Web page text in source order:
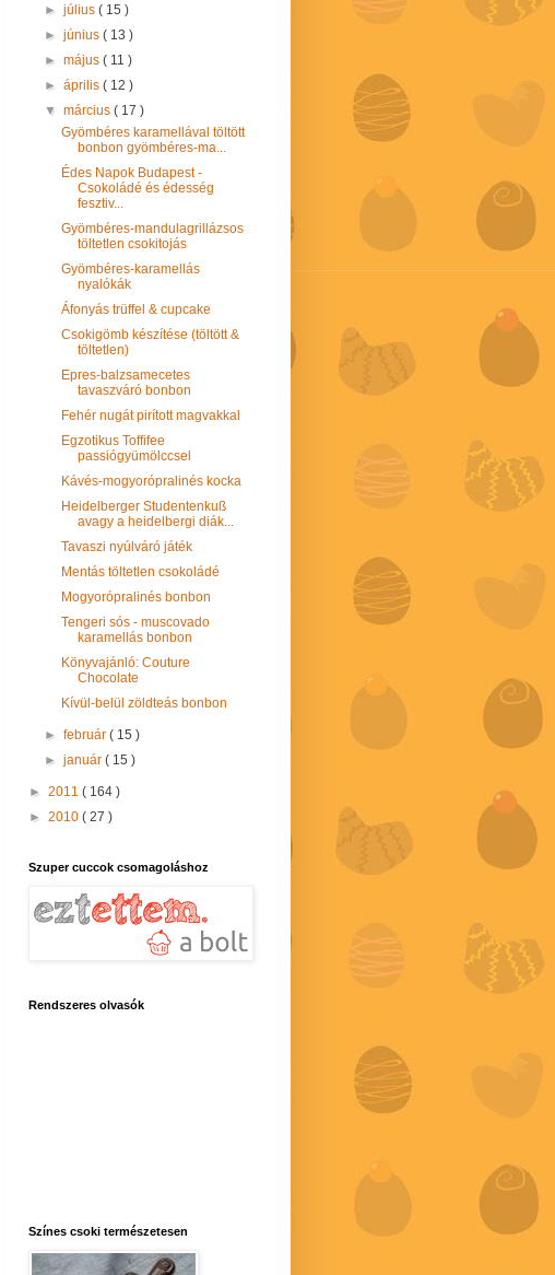
►július( 15 )
►június( 13 )
►május( 11 )
►április( 12 )
▼március( 17 )
Gyömbéres karamellával töltött
bonbon gyömbéres-ma...
Édes Napok Budapest -
Csokoládé és édesség
fesztiv...
Gyömbéres-mandulagrillázsos
töltetlen csokitojás
Gyömbéres-karamellás
nyalókák
Áfonyás trüffel & cupcake
Csokigömb készítése (töltött &
töltetlen)
Epres-balzsamecetes
tavaszváró bonbon
Fehér nugát pirított magvakkal
Egzotikus Toffifee
passiógyümölccsel
Kávés-mogyorópralinés kocka
Heidelberger Studentenkuß
avagy a heidelbergi diák...
Tavaszi nyúlváró játék
Mentás töltetlen csokoládé
Mogyorópralinés bonbon
Tengeri sós - muscovado
karamellás bonbon
Könyvajánló: Couture
Chocolate
Kívül-belül zöldteás bonbon
►február( 15 )
►január( 15 )
► 2011 ( 164 )
► 2010 ( 27 )
Szuper cuccok csomagoláshoz
Rendszeres olvasók
Színes csoki természetesen